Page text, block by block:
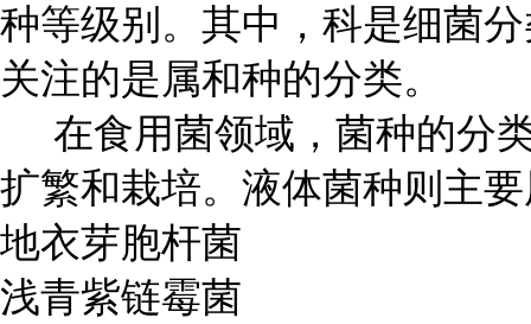
种等级别。其中，科是细菌
关注的是属和种的分类。
在食用菌领域，菌种的分
扩繁和栽培。液体菌种则主
地衣芽胞杆菌
浅青紫链霉菌